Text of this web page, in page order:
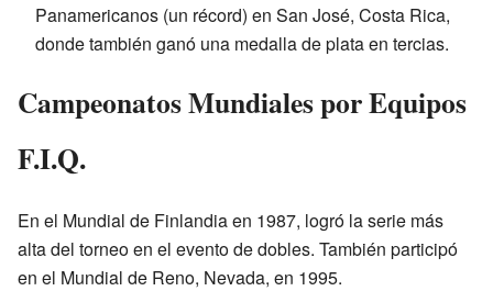
Panamericanos (un récord) en San José, Costa Rica,
donde también ganó una medalla de plata en tercias.
Campeonatos Mundiales por Equipos
F.I.Q.
En el Mundial de Finlandia en 1987, logró la serie más
alta del torneo en el evento de dobles. También participó
en el Mundial de Reno, Nevada, en 1995.